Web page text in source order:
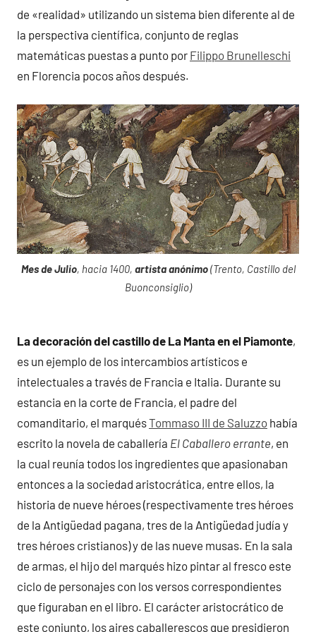
de «realidad» utilizando un sistema bien diferente al de
la perspectiva científica, conjunto de reglas
matemáticas puestas a punto por Filippo Brunelleschi
en Florencia pocos años después.
Mes de Julio, hacia 1400, artista anónimo(Trento, Castillo del
Buonconsiglio)
La decoración del castillo de La Manta en el Piamonte,
es un ejemplo de los intercambios artísticos e
intelectuales a través de Francia e Italia. Durante su
estancia en la corte de Francia, el padre del
comanditario, el marquésTommaso III de Saluzzo había
escrito la novela de caballería El Caballero errante, en
la cual reunía todos los ingredientes que apasionaban
entonces a la sociedad aristocrática, entre ellos, la
historia de nueve héroes (respectivamente tres héroes
de la Antigüedad pagana, tres de la Antigüedad judía y
tres héroes cristianos) y de las nueve musas. En la sala
de armas, el hijo del marqués hizo pintar al fresco este
ciclo de personajes con los versos correspondientes
que figuraban en el libro. El carácter aristocrático de
este conjunto, los aires caballerescos que presidieron